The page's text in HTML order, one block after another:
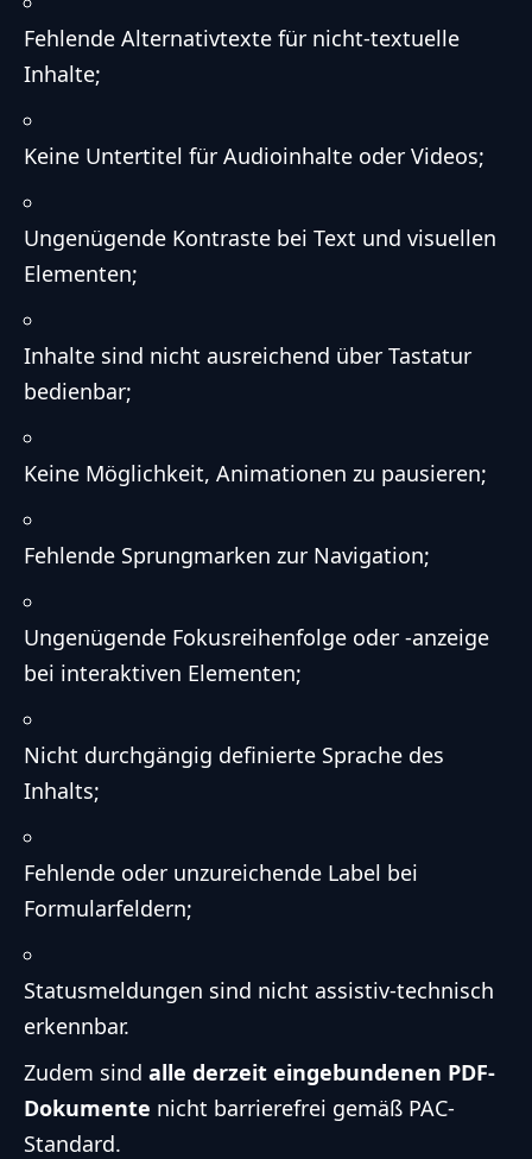
Fehlende Alternativtexte für nicht-textuelle
Inhalte;
Keine Untertitel für Audioinhalte oder Videos;
Ungenügende Kontraste bei Text und visuellen
Elementen;
Inhalte sind nicht ausreichend über Tastatur
bedienbar;
Keine Möglichkeit, Animationen zu pausieren;
Fehlende Sprungmarken zur Navigation;
Ungenügende Fokusreihenfolge oder -anzeige
bei interaktiven Elementen;
Nicht durchgängig definierte Sprache des
Inhalts;
Fehlende oder unzureichende Label bei
Formularfeldern;
Statusmeldungen sind nicht assistiv-technisch
erkennbar.
Zudem sind alle derzeit eingebundenen PDF-
Dokumente nicht barrierefrei gemäß PAC-
Standard.